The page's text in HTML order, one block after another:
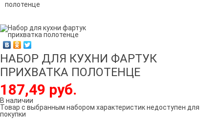
полотенце
НАБОР ДЛЯ КУХНИ ФАРТУК
ПРИХВАТКА ПОЛОТЕНЦЕ
187,49 руб.
В наличии
Товар с выбранным набором характеристик недоступен для
покупки